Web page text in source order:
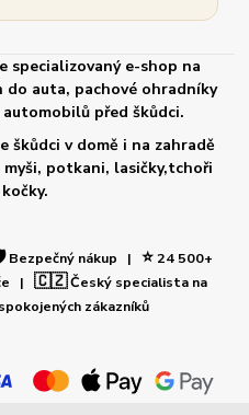
specializovaný e-shop na
do auta, pachové ohradníky
před škůdci.
škůdci v domě i na zahradě
myši, potkani, lasičky,tchoři
Bezpečný nákup | ⭐24 500+
| 🇨🇿Český specialista na
zákazníků